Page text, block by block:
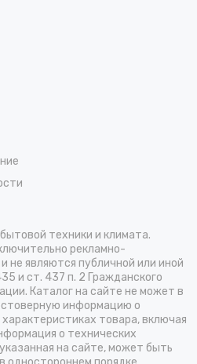
техники и климата.
рекламно-
не являются публичной или иной
и ст. 437 п. 2 Гражданского
Каталог на сайте не может в
информацию о
товара, включая
о технических
на сайте, может быть